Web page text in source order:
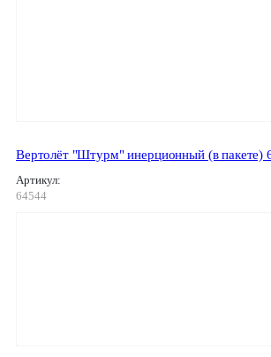
Вертолёт "Штурм" инерционный (в пакете)
Артикул:
64544